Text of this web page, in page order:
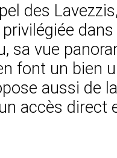
des
dans
sa vue
font un bien
aussi de
accès direct